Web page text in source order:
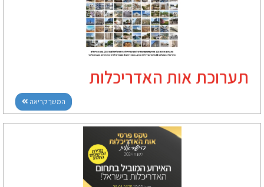
תערוכת אות האדריכלות
המשך קריאה